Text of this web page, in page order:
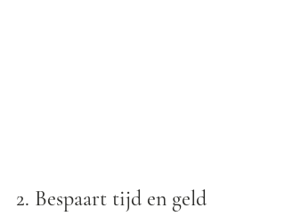
2. Bespaart tijd en geld